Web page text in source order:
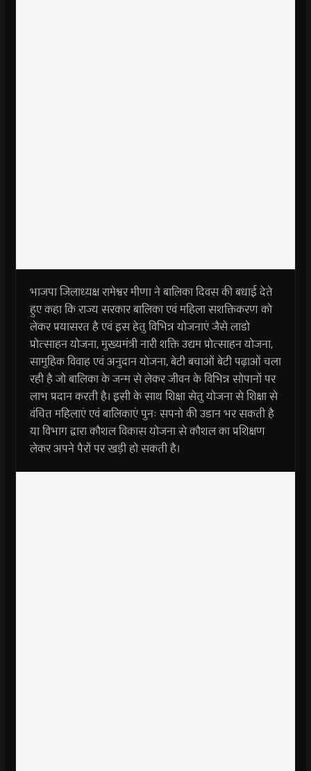
भाजपा जिलाध्यक्ष रामेश्वर मीणा ने बालिका दिवस की बधाई देते
हुए कहा कि राज्य सरकार बालिका एवं महिला सशक्तिकरण को
लेकर प्रयासरत है एवं इस हेतु विभिन्न योजनाएं जैसे लाडो
प्रोत्साहन योजना, मुख्यमंत्री नारी शक्ति उद्यम प्रोत्साहन योजना,
सामुहिक विवाह एवं अनुदान योजना, बेटी बचाओं बेटी पढ़ाओं चला
रही है जो बालिका के जन्म से लेकर जीवन के विभिन्न सोपानों पर
लाभ प्रदान करती है। इसी के साथ शिक्षा सेतु योजना से शिक्षा से
वंचित महिलाएं एवं बालिकाएं पुनः सपनो की उडान भर सकती है
या विभाग द्वारा कौशल विकास योजना से कौशल का प्रशिक्षण
लेकर अपने पैरों पर खड़ी हो सकती है।